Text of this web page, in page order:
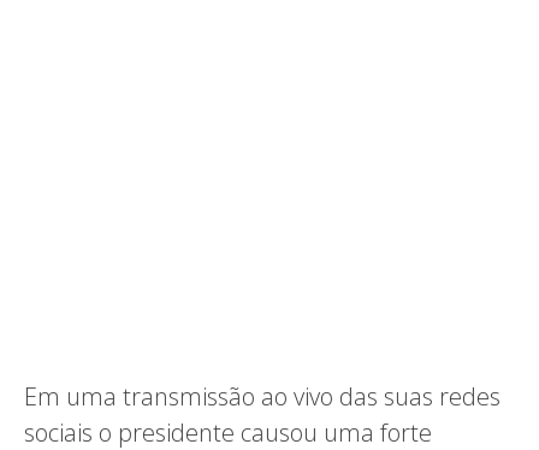
Em uma transmissão ao vivo das suas redes
sociais o presidente causou uma forte